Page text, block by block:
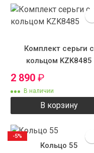
Комплект серьги с
кольцом KZK8485
2 890 ₽
В наличии
В корзину
Кольцо 55
-5%